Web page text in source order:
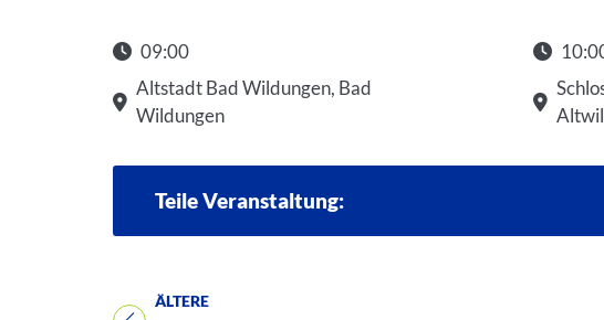
09:00
Altstadt Bad Wildungen, Bad
Wildungen
Teile Veranstaltung:
ÄLTERE